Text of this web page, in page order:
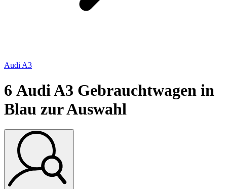
Audi A3
6 Audi A3 Gebrauchtwagen in
Blau zur Auswahl